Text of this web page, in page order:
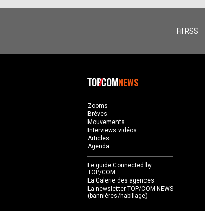
Fil RSS
NEWS
Zooms
Brèves
Mouvements
Interviews vidéos
Articles
Agenda
Le guide Connected by
TOP/COM
La Galerie des agences
La newsletter TOP/COM NEWS
(bannières/habillage)